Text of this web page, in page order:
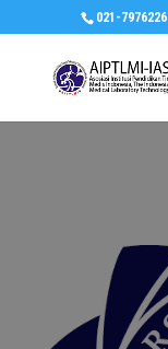
021-7976226